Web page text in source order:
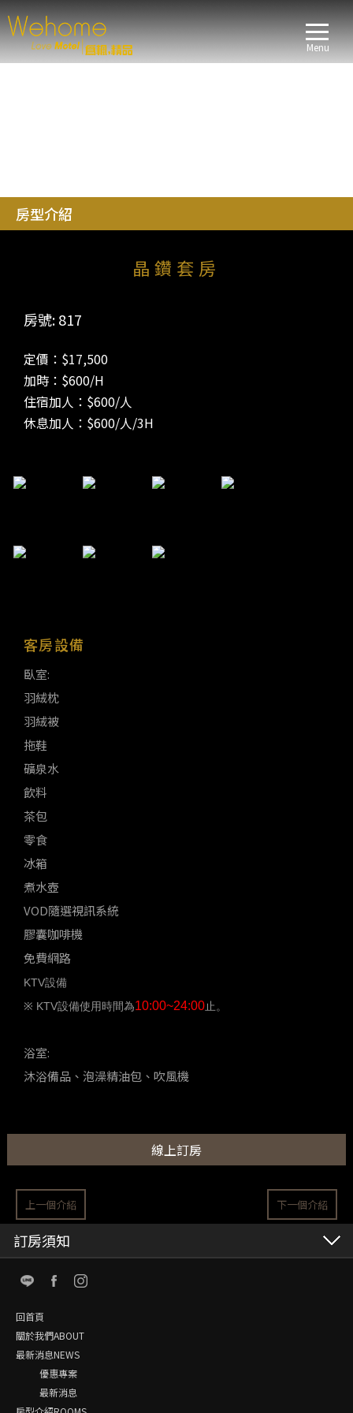
Menu
房型介紹
晶鑽套房
房號: 817
定價：$17,500
加時 ： $600/H
住宿加人 ： $600/人
休息加人 ： $600/人/3H
客房設備
臥室:
羽絨枕
羽絨被
拖鞋
礦泉水
飲料
茶包
零食
冰箱
煮水壺
VOD隨選視訊系統
膠囊咖啡機
免費網路
KTV設備
※ KTV設備使用時間為10:00~24:00止。
浴室:
沐浴備品、泡澡精油包、吹風機
線上訂房
下一個介紹
上一個介紹
訂房須知
回首頁
關於我們ABOUT
最新消息NEWS
優惠專案
最新消息